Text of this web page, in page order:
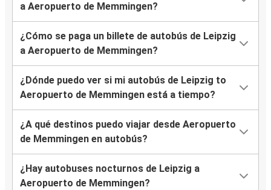
a Aeropuerto de Memmingen?
¿Cómo se paga un billete de autobús de Leipzig
a Aeropuerto de Memmingen?
¿Dónde puedo ver si mi autobús de Leipzig to
Aeropuerto de Memmingen está a tiempo?
¿A qué destinos puedo viajar desde Aeropuerto
de Memmingen en autobús?
¿Hay autobuses nocturnos de Leipzig a
Aeropuerto de Memmingen?